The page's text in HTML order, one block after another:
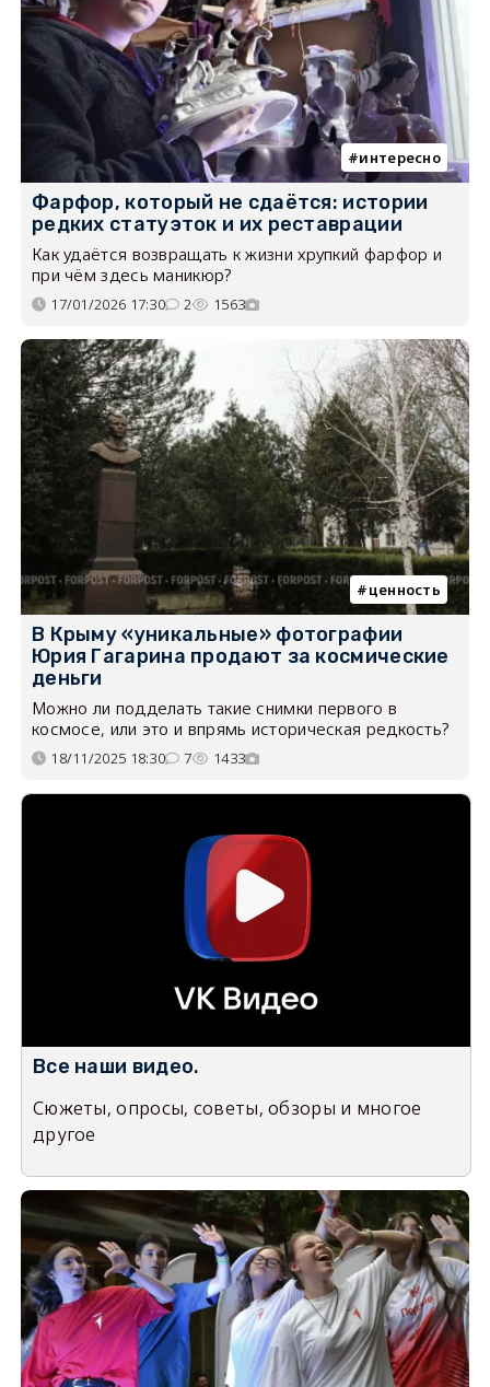
интересно
Фарфор, который не сдаётся: истории
редких статуэток и их реставрации
Как удаётся возвращать к жизни хрупкий фарфор и
при чём здесь маникюр?
17/01/2026 17:30 2 1563
ценность
В Крыму «уникальные» фотографии
Юрия Гагарина продают за космические
деньги
Можно ли подделать такие снимки первого в
космосе, или это и впрямь историческая редкость?
18/11/2025 18:30 7 1433
Все наши видео.
Сюжеты, опросы, советы, обзоры и многое
другое